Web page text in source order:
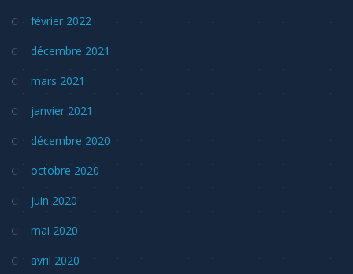
février 2022
décembre 2021
mars 2021
janvier 2021
décembre 2020
octobre 2020
juin 2020
mai 2020
avril 2020